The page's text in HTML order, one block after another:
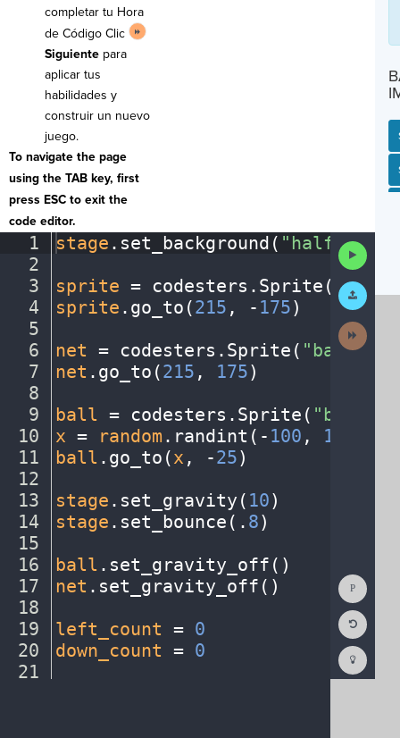
completar tu Hora
de Código Clic
Siguiente para
aplicar tus
habilidades y
construir un nuevo
juego.
To navigate the page
using the TAB key, first
press ESC to exit the
code editor.
1
2
3
4
5
6
7
8
9
10
11
12
13
14
15
16
17
18
19
20
21
stage . set_background( "halfcourt"
sprite = codesters . Sprite(
sprite . go_to(215 , - 175)
net = codesters . Sprite(
net . go_to(215 , 175)
ball = codesters . Sprite(
x = random . randint( - 100 , 150
ball . go_to(x , -25)
stage . set_gravity( 10)
stage . set_bounce( . 8)
ball . set_gravity_off()
net . set_gravity_off()
left_count = 0
down_count = 0
Code
Work
Activity
Code
How
To